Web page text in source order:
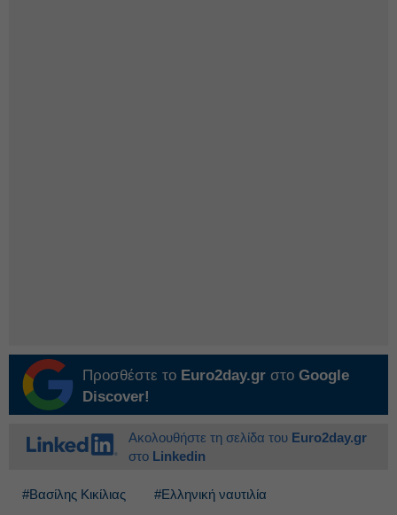
Προσθέστε το Euro2day.gr στο Google
Discover!
Ακολουθήστε τη σελίδα του Euro2day.gr
στο Linkedin
#Βασίλης Κικίλιας #Ελληνική ναυτιλία